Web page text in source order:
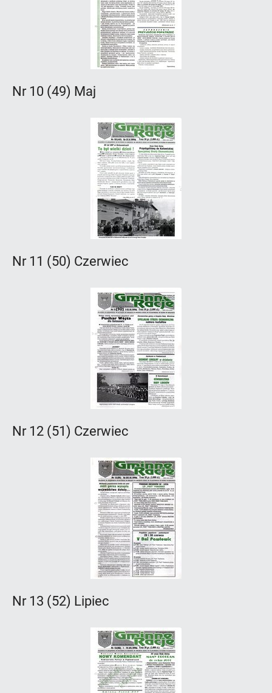
Nr 10 (49) Maj
Nr 11 (50) Czerwiec
Nr 12 (51) Czerwiec
Nr 13 (52) Lipiec